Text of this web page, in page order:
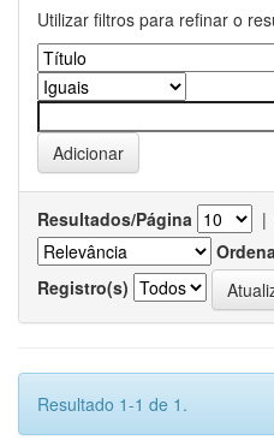
Utilizar filtros para refinar o
Resultados/Página |
Registro(s)
Resultado 1-1 de 1.